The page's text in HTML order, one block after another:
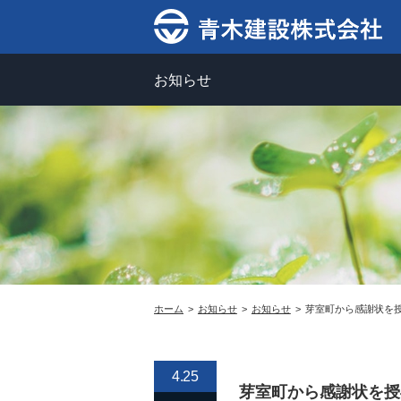
お知らせ
ホーム お知らせ お知らせ 芽室町から感謝状を
4.25
芽室町から感謝状を